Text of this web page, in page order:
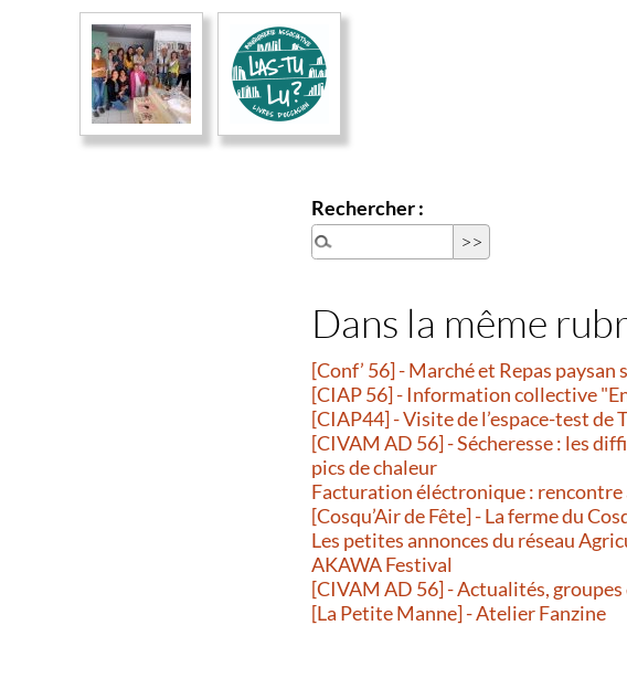
Rechercher :
Dans la même
[Conf’ 56] - Marché et Repas
[CIAP 56] - Information collective
[CIAP44] - Visite de l’espace-test
[CIVAM AD 56] - Sécheresse : les
pics de chaleur
Facturation éléctronique : rencontre
[Cosqu’Air de Fête] - La ferme du
Les petites annonces du réseau
AKAWA Festival
[CIVAM AD 56] - Actualités, groupes
[La Petite Manne] - Atelier Fanzine